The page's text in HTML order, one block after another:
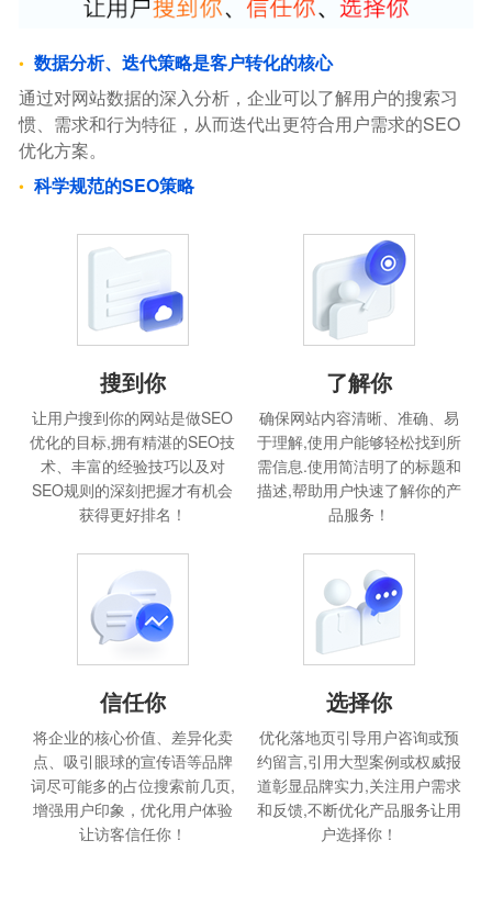
数据分析、迭代策略是客户转化的核心
通过对网站数据的深入分析，企业可以了解用户的搜索习
惯、需求和行为特征，从而迭代出更符合用户需求的SEO
优化方案。
科学规范的SEO策略
搜到你
让用户搜到你的网站是做SEO
优化的目标,拥有精湛的SEO技
术、丰富的经验技巧以及对
SEO规则的深刻把握才有机会
获得更好排名！
了解你
确保网站内容清晰、准确、易
于理解,使用户能够轻松找到所
需信息.使用简洁明了的标题和
描述,帮助用户快速了解你的产
品服务！
信任你
将企业的核心价值、差异化卖
点、吸引眼球的宣传语等品牌
词尽可能多的占位搜索前几页,
增强用户印象，优化用户体验
让访客信任你！
选择你
优化落地页引导用户咨询或预
约留言,引用大型案例或权威报
道彰显品牌实力,关注用户需求
和反馈,不断优化产品服务让用
户选择你！